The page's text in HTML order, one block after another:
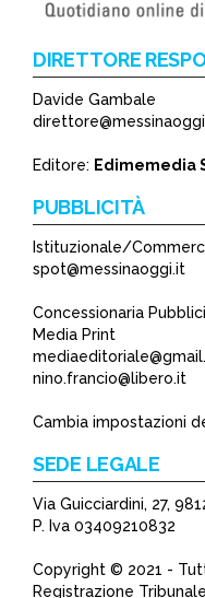
DIRETTORE
Davide Gambale
Editore: Edimemedia
PUBBLICITÀ
Istituzionale/
spot@messinaoggi.it
Concessionaria
Media Print
nino.francio@libero.it
Cambia impostazioni
SEDE LEGALE
Via Guicciardini, 27,
P. Iva 03409210832
Copyright © 2021 -
Registrazione